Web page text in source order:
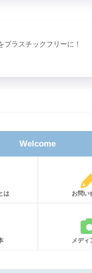
プラスチックフリーに！
Welcome
は お問い
メディ